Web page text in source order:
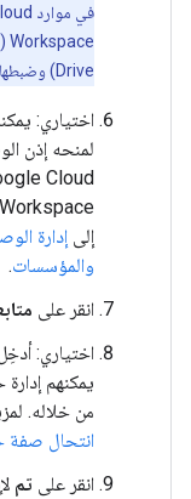
Drive) وضبطها بشكل منفصل.
اختياري:
لمنحه إذن
إلى إدارة
والمؤسسات.
انقر على
اختياري:
يمكنهم
من خلاله.
انتحال
انقر على تم